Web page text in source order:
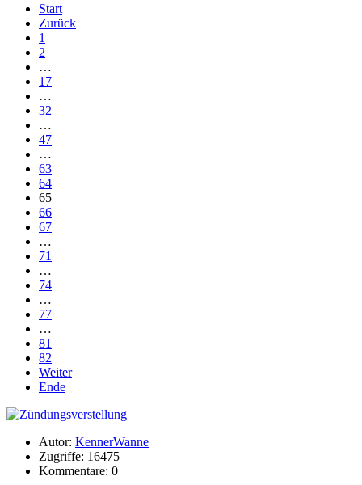
Start
Zurück
1
2
…
17
…
32
…
47
…
63
64
65
66
67
…
71
…
74
…
77
…
81
82
Weiter
Ende
Autor: KennerWanne
Zugriffe: 16475
Kommentare: 0